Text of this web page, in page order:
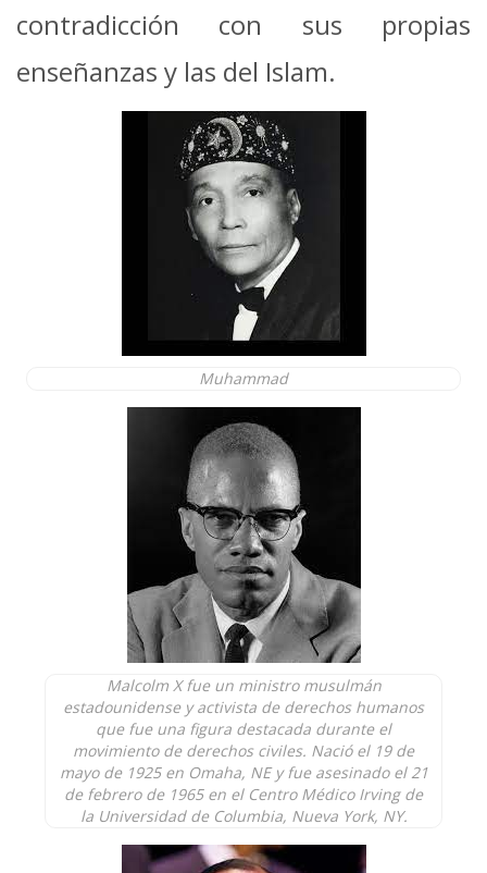
contradicción con sus propias
enseñanzas y las del Islam.
Muhammad
Malcolm X fue un ministro musulmán
estadounidense y activista de derechos humanos
que fue una figura destacada durante el
movimiento de derechos civiles. Nació el 19 de
mayo de 1925 en Omaha, NE y fue asesinado el 21
de febrero de 1965 en el Centro Médico Irving de
la Universidad de Columbia, Nueva York, NY.